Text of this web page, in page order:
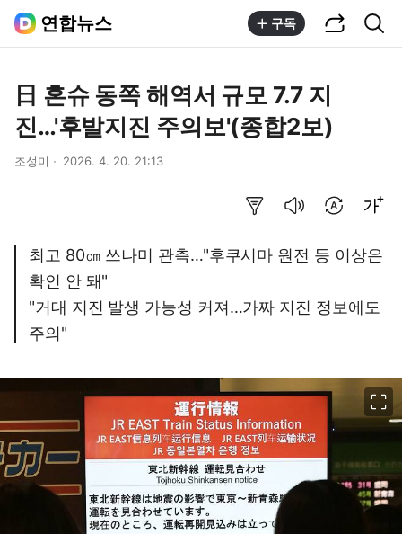
연합뉴스 구독
日 혼슈 동쪽 해역서 규모 7.7 지
진…'후발지진 주의보'(종합2보)
조성미 2026. 4. 20. 21:13
최고 80㎝ 쓰나미 관측…"후쿠시마 원전 등 이상은
확인 안 돼"
"거대 지진 발생 가능성 커져…가짜 지진 정보에도
주의"